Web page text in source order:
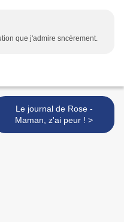
que j'admire sncèrement.
Le journal de Rose -
Maman, z'ai peur ! >